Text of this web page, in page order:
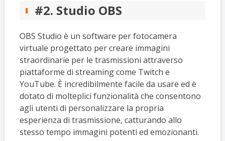
#2. Studio OBS
OBS Studio è un software per fotocamera
virtuale progettato per creare immagini
straordinarie per le trasmissioni attraverso
piattaforme di streaming come Twitch e
YouTube. È incredibilmente facile da usare ed è
dotato di molteplici funzionalità che consentono
agli utenti di personalizzare la propria
esperienza di trasmissione, catturando allo
stesso tempo immagini potenti ed emozionanti.